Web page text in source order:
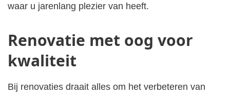
waar u jarenlang plezier van heeft.
Renovatie met oog voor
kwaliteit
Bij renovaties draait alles om het verbeteren van